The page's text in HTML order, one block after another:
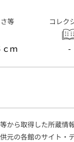
等
ｍ
コレク
-
から取得した所蔵情
元の各館のサイト